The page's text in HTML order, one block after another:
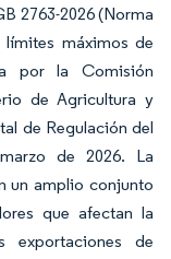
2763-2026 (Norma
límites máximos de
por la Comisión
de Agricultura y
de Regulación del
de 2026. La
un amplio conjunto
que afectan la
exportaciones de